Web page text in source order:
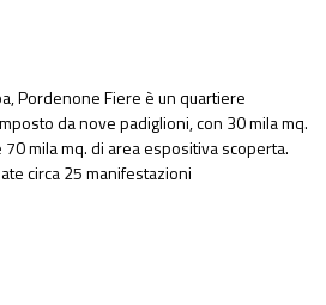
Pordenone Fiere è un quartiere
da nove padiglioni, con 30 mila mq.
mila mq. di area espositiva scoperta.
circa 25 manifestazioni